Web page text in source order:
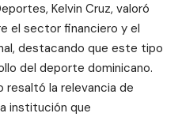
Kelvin Cruz, valoró
el sector financiero y el
destacando que este tipo
del deporte dominicano.
resaltó la relevancia de
institución que